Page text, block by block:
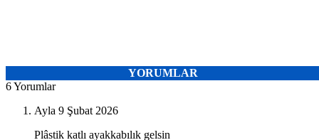
YORUMLAR
6 Yorumlar
Ayla 9 Şubat 2026
Plâstik katlı ayakkabılık gelsin